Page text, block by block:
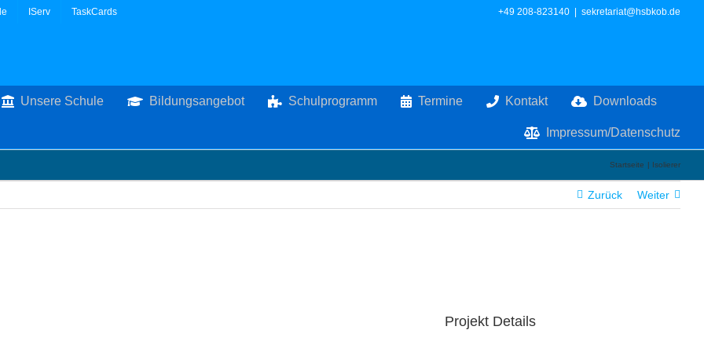
IServ TaskCards +49 208-823140 sekretariat@hsbkob.de
Unsere Schule Bildungsangebot Schulprogramm Termine Kontakt Downloads
Impressum/Datenschutz
Startseite Isolierer
Zurück Weiter
Projekt Details